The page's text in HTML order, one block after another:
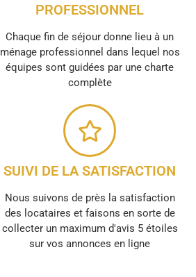
PROFESSIONNEL
Chaque fin de séjour donne lieu à un
ménage professionnel dans lequel nos
équipes sont guidées par une charte
complète
SUIVI DE LA SATISFACTION
Nous suivons de près la satisfaction
des locataires et faisons en sorte de
collecter un maximum d'avis 5 étoiles
sur vos annonces en ligne